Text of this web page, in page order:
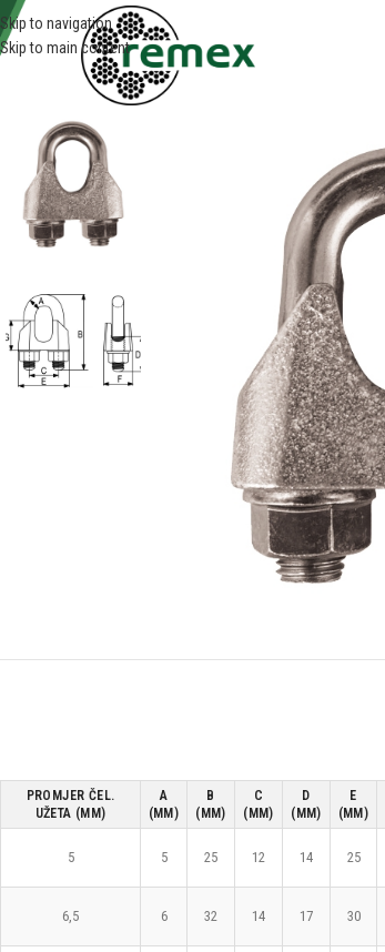
Skip to navigation
Skip to main content
PROMJER ČEL.
UŽETA (MM)
A
(MM)
B
(MM)
C
(MM)
D
(MM)
E
(MM)
5 5 25 12 14 25
6,5 6 32 14 17 30